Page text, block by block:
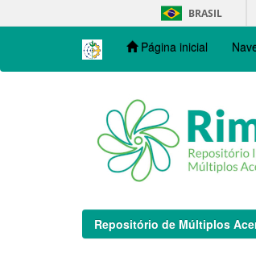
navigation
BRASIL
Página inicial
Repositório de Múltiplos